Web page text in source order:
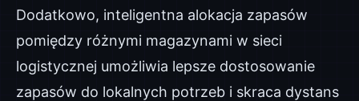
Dodatkowo, inteligentna alokacja zapasów
pomiędzy różnymi magazynami w sieci
logistycznej umożliwia lepsze dostosowanie
zapasów do lokalnych potrzeb i skraca dystans